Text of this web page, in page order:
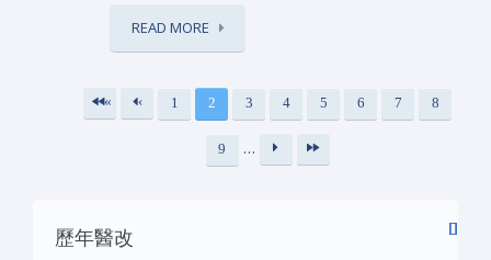
READ MORE
頁面
«
‹
1 2 3 4 5 6 7 8
9 …
歷年醫改